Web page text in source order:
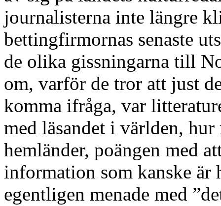
journalisterna inte längre
bettingfirmornas senaste
de olika gissningarna till
om, varför de tror att just
komma ifråga, var
med läsandet i världen,
hemländer, poängen med
information som kanske
egentligen menade med